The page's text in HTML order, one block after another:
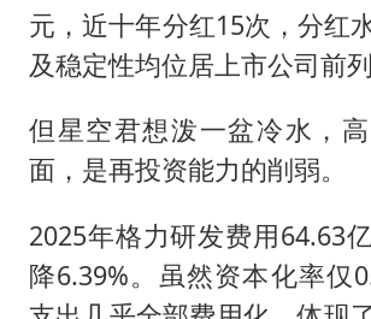
元，近十年分红15次，分红
及稳定性均位居上市公司前列
但星空君想泼一盆冷水，
面，是再投资能力的削弱。
2025年格力研发费用64.63
降6.39%。虽然资本化率仅